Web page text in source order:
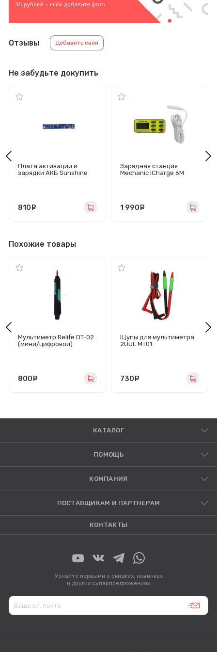
Отзывы Добавить свой
Не забудьте докупить
Плата активации и
зарядки АКБ Sunshine
810
Зарядная станция
Mechanic iCharge 6M
1 990
Похожие товары
Мультиметр Relife DT-02
(мини/цифровой)
800
Щупы для мультиметра
2UUL MT01
730
КАТАЛОГ
ПОМОЩЬ
КОМПАНИЯ
ПОСТАВЩИКАМ И ПАРТНЕРАМ
КОНТАКТЫ
Узнайте первыми о скидках, новинках
и других суперпредложениях